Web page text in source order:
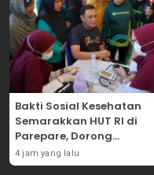
Bakti Sosial Kesehatan
Semarakkan HUT RI di
Parepare, Dorong
Peningkatan Kesehatan
Masyarakat di Hari
4 jam yang lalu